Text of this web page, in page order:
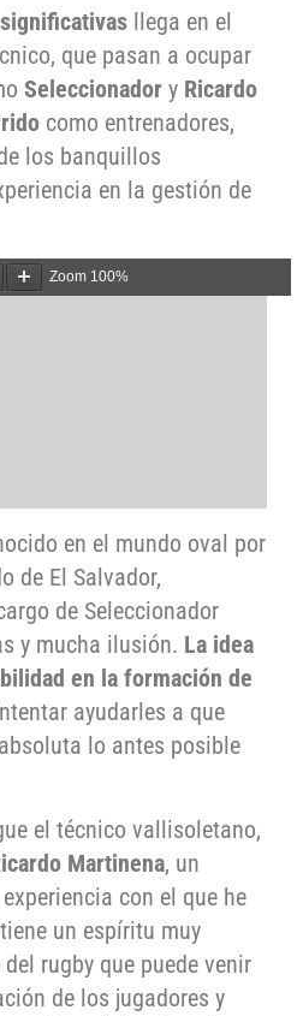
llega en el
que pasan a ocupar
Seleccionador y Ricardo
como entrenadores,
los banquillos
en la gestión de
Zoom 100%
en el mundo oval por
de El Salvador,
de Seleccionador
y mucha ilusión. La idea
en la formación de
ayudarles a que
lo antes posible
el técnico vallisoletano,
Martinena, un
con el que he
un espíritu muy
rugby que puede venir
de los jugadores y